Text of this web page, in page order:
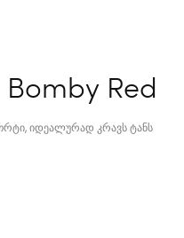
Red
იდეალურად კრავს ტანს